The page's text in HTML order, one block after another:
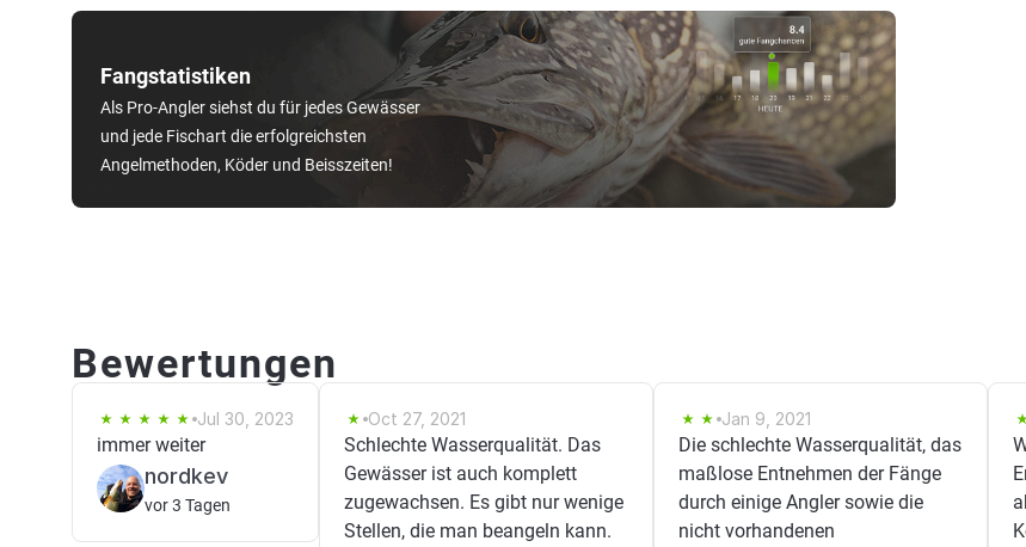
Fangstatistiken
Als Pro-Angler siehst du für jedes Gewässer
und jede Fischart die erfolgreichsten
Angelmethoden, Köder und Beisszeiten!
Bewertungen
Jul 30, 2023
immer weiter
nordkev
vor 3 Tagen
Oct 27, 2021
Schlechte Wasserqualität. Das
Gewässer ist auch komplett
zugewachsen. Es gibt nur wenige
Stellen, die man beangeln kann.
Jan 9, 2021
Die schlechte Wasserqualität, das
maßlose Entnehmen der Fänge
durch einige Angler sowie die
nicht vorhandenen